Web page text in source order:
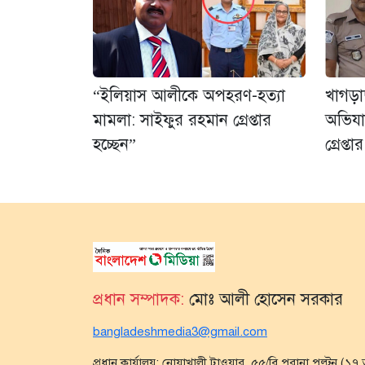
“ইলিয়াস আলীকে অপহরণ-হত্যা
মামলা: সাইফুর রহমান গ্রেপ্তার
হচ্ছেন”
গ্রেপ্তার
প্রধান সম্পাদক: মোঃ আলী হোসেন সরকার
bangladeshmedia3@gmail.com